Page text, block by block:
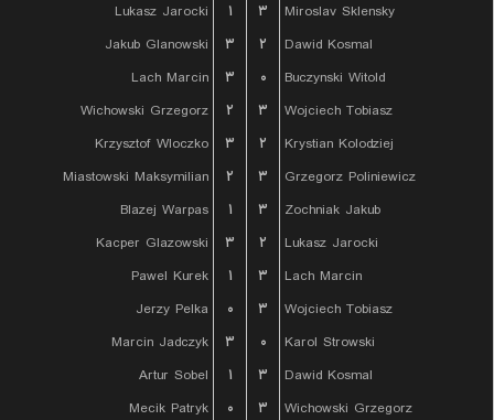
Lukasz Jarocki
۱ ۳
Miroslav Sklensky
Jakub Glanowski
۳ ۲
Dawid Kosmal
Lach Marcin
۳ ۰
Buczynski Witold
Wichowski Grzegorz
۲ ۳
Wojciech Tobiasz
Krzysztof Wloczko
۳ ۲
Krystian Kolodziej
Miastowski Maksymilian
۲ ۳
Grzegorz Poliniewicz
Blazej Warpas
۱ ۳
Zochniak Jakub
Kacper Glazowski
۳ ۲
Lukasz Jarocki
Pawel Kurek
۱ ۳
Lach Marcin
Jerzy Pelka
۰ ۳
Wojciech Tobiasz
Marcin Jadczyk
۳ ۰
Karol Strowski
Artur Sobel
۱ ۳
Dawid Kosmal
Mecik Patryk
۰ ۳
Wichowski Grzegorz